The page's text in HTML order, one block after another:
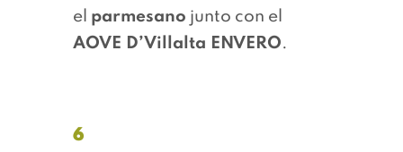
el parmesano junto con el
AOVE D’Villalta ENVERO.
6